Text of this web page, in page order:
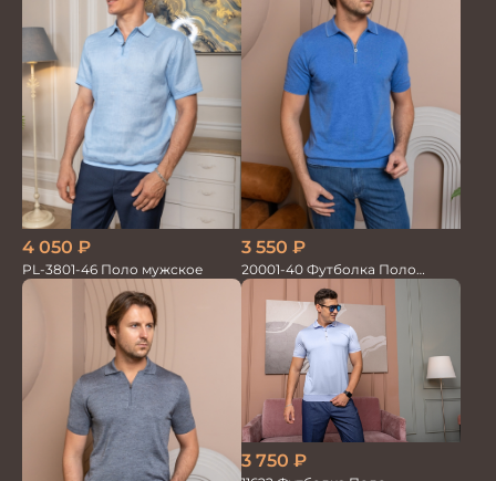
4 050 ₽
PL-3801-46 Поло мужское
3 550 ₽
20001-40 Футболка Поло
голубой
3 750 ₽